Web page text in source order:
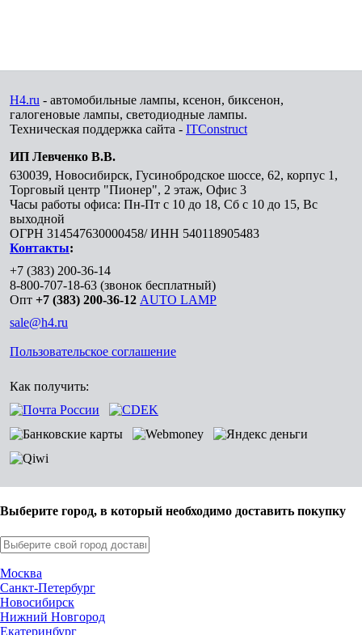
H4.ru - автомобильные лампы, ксенон, биксенон,
галогеновые лампы, светодиодные лампы.
Техническая поддержка сайта - ITConstruct
ИП Левченко В.В.
630039, Новосибирск, Гусинобродское шоссе, 62, корпус 1,
Торговый центр "Пионер", 2 этаж, Офис 3
Часы работы офиса: Пн-Пт с 10 до 18, Сб с 10 до 15, Вс
выходной
ОГРН 314547630000458/ ИНН 540118905483
Контакты:
+7 (383) 200-36-14
8-800-707-18-63 (звонок бесплатный)
Опт +7 (383) 200-36-12 AUTO LAMP
sale@h4.ru
Пользовательское соглашение
Как получить:
Выберите город, в который необходимо доставить покупку
Москва
Санкт-Петербург
Новосибирск
Нижний Новгород
Екатеринбург